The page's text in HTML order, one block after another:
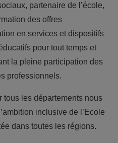
partenaire de l’école,
des offres
en services et dispositifs
pour tout temps et
la pleine participation des
professionnels.
tous les départements nous
inclusive de l’Ecole
dans toutes les régions.